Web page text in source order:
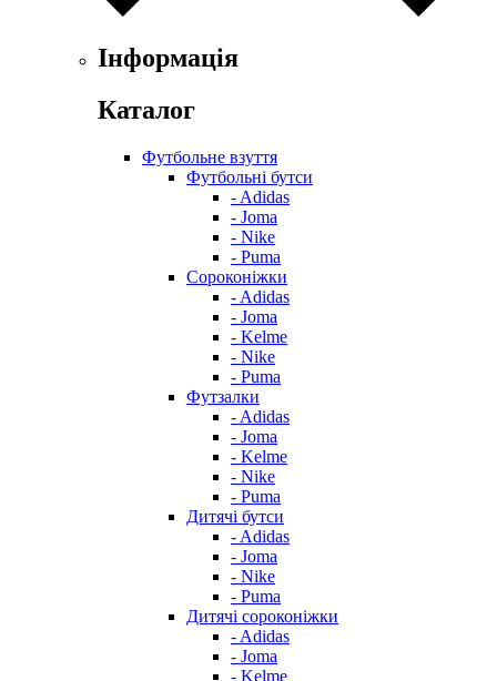
Інформація
Каталог
Футбольне взуття
Футбольні бутси
- Adidas
- Joma
- Nike
- Puma
Сороконіжки
- Adidas
- Joma
- Kelme
- Nike
- Puma
Футзалки
- Adidas
- Joma
- Kelme
- Nike
- Puma
Дитячі бутси
- Adidas
- Joma
- Nike
- Puma
Дитячі сороконіжки
- Adidas
- Joma
- Kelme